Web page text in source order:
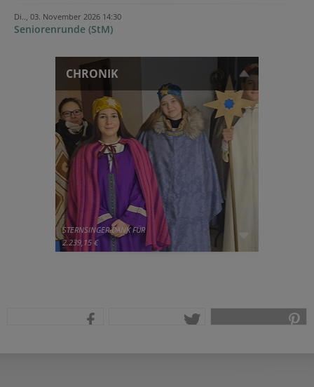
Di.., 03. November 2026 14:30
Seniorenrunde (StM)
CHRONIK
STERNSINGER-DANK FÜR
2.239,15 €